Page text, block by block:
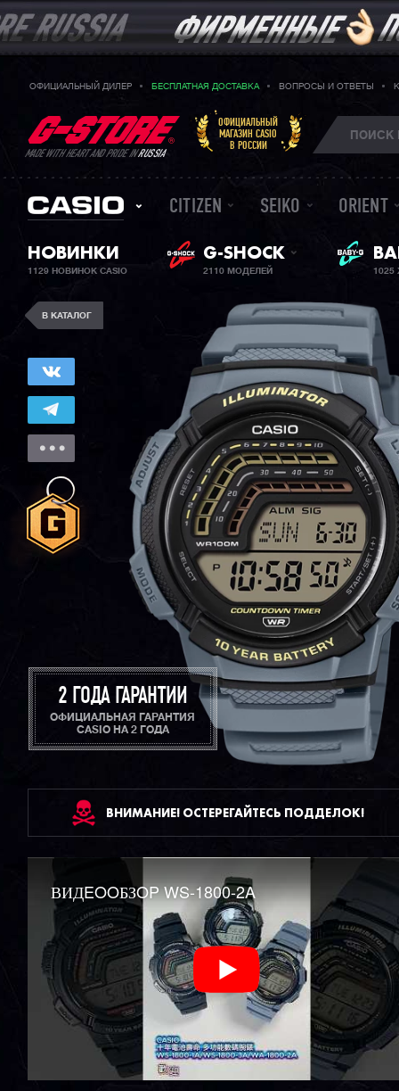
ОФИЦИАЛЬНЫЙ ДИЛЕР БЕСПЛАТНАЯ ДОСТАВКА ВОПРОСЫ И ОТВЕТЫ
MADE WITH HEART AND PRIDE INRUSSIA
ОФИЦИАЛЬНЫЙ
МАГАЗИН CASIO
В РОССИИ
CITIZEN SEIKO ORIENT
НОВИНКИ
1129 НОВИНОК CASIO
G-SHOCK
2110 МОДЕЛЕЙ
В КАТАЛОГ
2 ГОДА ГАРАНТИИ
ОФИЦИАЛЬНАЯ ГАРАНТИЯ
CASIO НА 2 ГОДА
ВНИМАНИЕ! ОСТЕРЕГАЙТЕСЬ ПОДДЕЛОК!
ВИДEOOБЗOP WS-1800-2A